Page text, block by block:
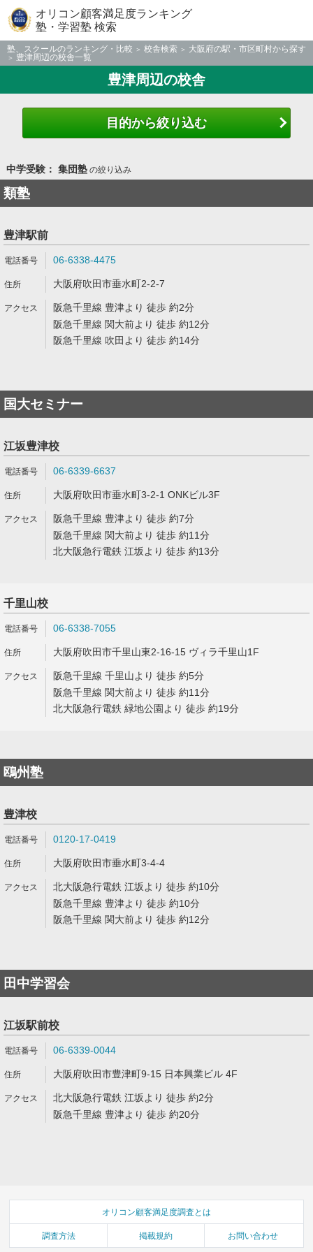
オリコン顧客満足度ランキング
塾・学習塾 検索
塾、スクールのランキング・比較 校舎検索
大阪府の駅・市区町村から探す
豊津周辺の校舎一覧
豊津周辺の校舎
目的から絞り込む
中学受験： 集団塾の絞り込み
類塾
豊津駅前
06-6338-4475
大阪府吹田市垂水町2-2-7
阪急千里線 豊津より 徒歩 約2分
阪急千里線 関大前より 徒歩 約12分
阪急千里線 吹田より 徒歩 約14分
国大セミナー
江坂豊津校
06-6339-6637
大阪府吹田市垂水町3-2-1 ONKビル3F
阪急千里線 豊津より 徒歩 約7分
阪急千里線 関大前より 徒歩 約11分
北大阪急行電鉄 江坂より 徒歩 約13分
千里山校
06-6338-7055
大阪府吹田市千里山東2-16-15 ヴィラ千里山1F
阪急千里線 千里山より 徒歩 約5分
阪急千里線 関大前より 徒歩 約11分
北大阪急行電鉄 緑地公園より 徒歩 約19分
鴎州塾
豊津校
0120-17-0419
大阪府吹田市垂水町3-4-4
北大阪急行電鉄 江坂より 徒歩 約10分
阪急千里線 豊津より 徒歩 約10分
阪急千里線 関大前より 徒歩 約12分
田中学習会
江坂駅前校
06-6339-0044
大阪府吹田市豊津町9-15 日本興業ビル 4F
北大阪急行電鉄 江坂より 徒歩 約2分
阪急千里線 豊津より 徒歩 約20分
オリコン顧客満足度調査とは
調査方法 掲載規約 お問い合わせ